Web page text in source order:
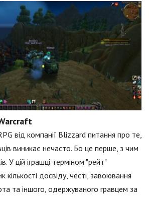
від компанії Blizzard питання про те,
виникає нечасто. Бо це перше, з чим
У цій іграшці терміном "рейт"
досвіду, честі, завоювання
та іншого, одержуваного гравцем за